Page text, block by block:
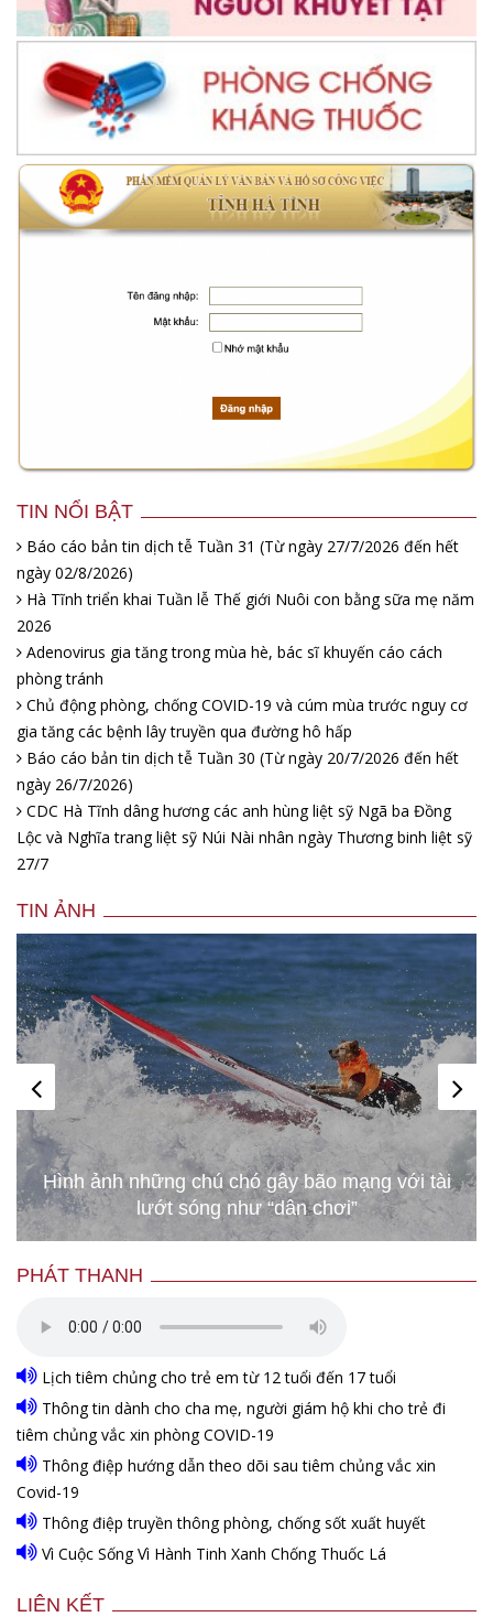
TIN NỔI BẬT
Báo cáo bản tin dịch tễ Tuần 31 (Từ ngày 27/7/2026 đến hết
ngày 02/8/2026)
Hà Tĩnh triển khai Tuần lễ Thế giới Nuôi con bằng sữa mẹ năm
2026
Adenovirus gia tăng trong mùa hè, bác sĩ khuyến cáo cách
phòng tránh
Chủ động phòng, chống COVID-19 và cúm mùa trước nguy cơ
gia tăng các bệnh lây truyền qua đường hô hấp
Báo cáo bản tin dịch tễ Tuần 30 (Từ ngày 20/7/2026 đến hết
ngày 26/7/2026)
CDC Hà Tĩnh dâng hương các anh hùng liệt sỹ Ngã ba Đồng
Lộc và Nghĩa trang liệt sỹ Núi Nài nhân ngày Thương binh liệt sỹ
27/7
TIN ẢNH
Hàng nghìn người chạy thi trong bùn đất để
bảo vệ môi trường ở Israel
PHÁT THANH
Lịch tiêm chủng cho trẻ em từ 12 tuổi đến 17 tuổi
Thông tin dành cho cha mẹ, người giám hộ khi cho trẻ đi
tiêm chủng vắc xin phòng COVID-19
Thông điệp hướng dẫn theo dõi sau tiêm chủng vắc xin
Covid-19
Thông điệp truyền thông phòng, chống sốt xuất huyết
Vì Cuộc Sống Vì Hành Tinh Xanh Chống Thuốc Lá
LIÊN KẾT